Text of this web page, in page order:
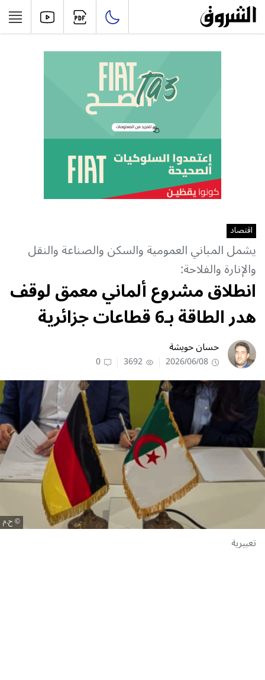
اقتصاد
يشمل المباني العمومية والسكن والصناعة والنقل
والإنارة والفلاحة:
انطلاق مشروع ألماني معمق لوقف
هدر الطاقة بـ6 قطاعات جزائرية
حسان حويشة
2026/06/08
3692
0
ح.م
تعبيرية